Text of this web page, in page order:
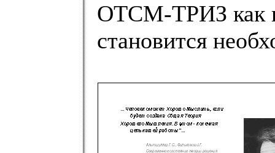
ОТСМ-ТРИЗ как
становится